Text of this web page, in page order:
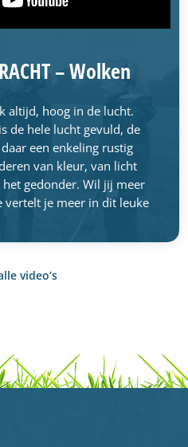
– Wolken
altijd, hoog in de lucht.
de hele lucht gevuld, de
een enkeling rustig
van kleur, van licht
gedonder. Wil jij meer
vertelt je meer in dit leuke
video’s